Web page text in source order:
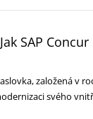
SAP
založená v
svého